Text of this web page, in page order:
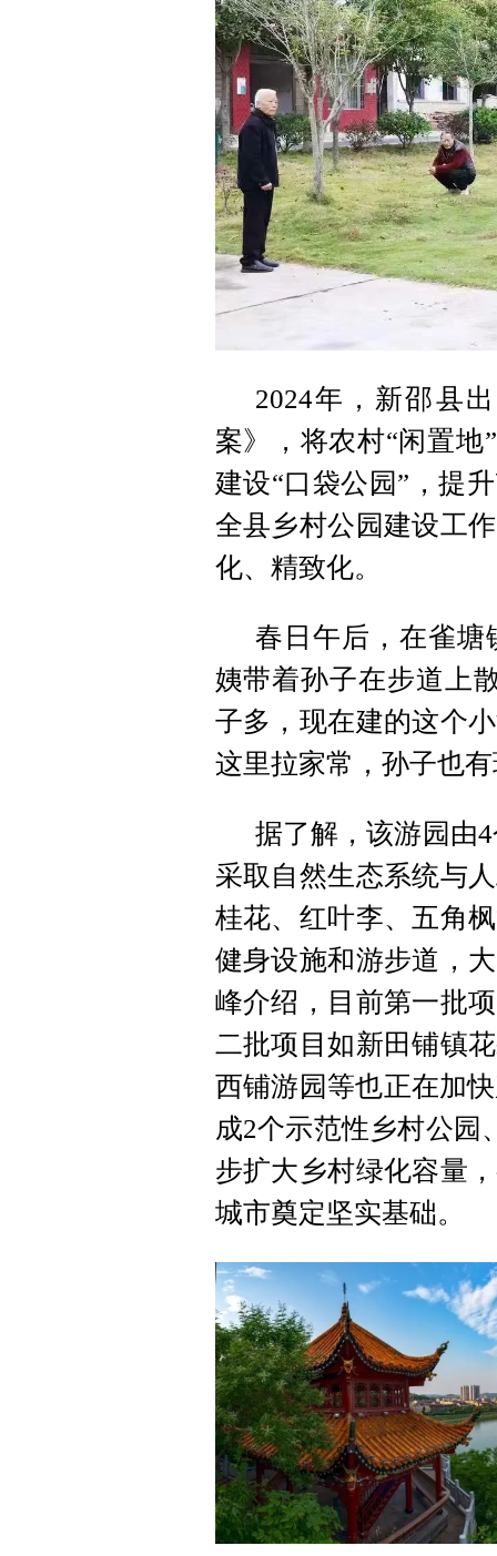
2024年，新邵县
案》，将农村“闲置地
建设“口袋公园”，提
全县乡村公园建设工
化、精致化。
春日午后，在雀塘
姨带着孙子在步道上
子多，现在建的这个
这里拉家常，孙子也
据了解，该游园由
采取自然生态系统与
桂花、红叶李、五角
健身设施和游步道，
峰介绍，目前第一批
二批项目如新田铺镇
西铺游园等也正在加
成2个示范性乡村公园
步扩大乡村绿化容量
城市奠定坚实基础。